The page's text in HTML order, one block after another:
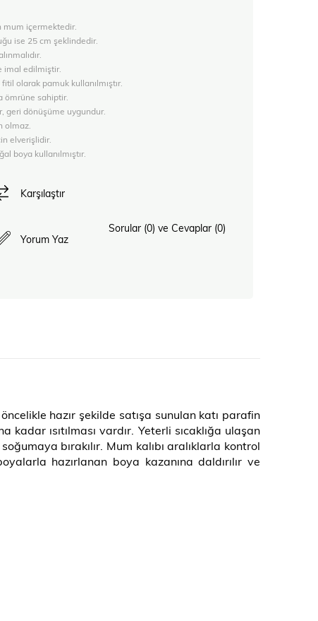
mum içermektedir.
ise 25 cm şeklindedir.
imal edilmiştir.
olarak pamuk kullanılmıştır.
ömrüne sahiptir.
geri dönüşüme uygundur.
olmaz.
elverişlidir.
boya kullanılmıştır.
Karşılaştır
Yorum Yaz
Sorular (0) ve Cevaplar (0)
hazır şekilde satışa sunulan katı parafin
ısıtılması vardır. Yeterli sıcaklığa ulaşan
bırakılır. Mum kalıbı aralıklarla kontrol
hazırlanan boya kazanına daldırılır ve